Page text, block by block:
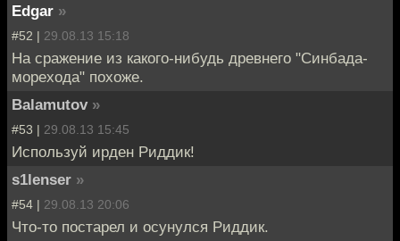
Edgar »
#52 | 29.08.13 15:18
На сражение из какого-нибудь древнего "Синбада-
морехода" похоже.
Balamutov »
#53 | 29.08.13 15:45
Используй ирден Риддик!
s1lenser »
#54 | 29.08.13 20:06
Что-то постарел и осунулся Риддик.